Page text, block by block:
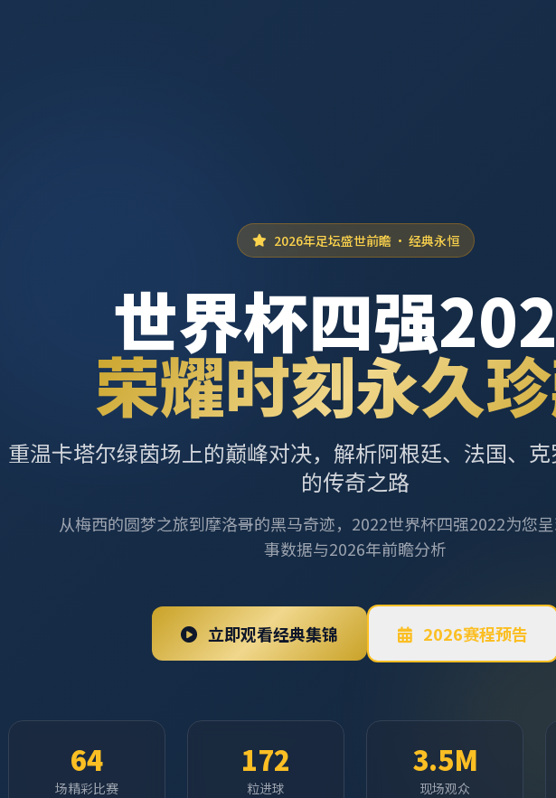
2026年足坛盛世前瞻 · 经典永恒
世界杯四强
荣耀时刻永久
重温卡塔尔绿茵场上的巅峰对决，解析阿根廷、法国、
的传奇之路
从梅西的圆梦之旅到摩洛哥的黑马奇迹，2022世界杯四强2022为您
事数据与2026年前瞻分析
立即观看经典集锦 2026赛程预告
64
场精彩比赛
172
粒进球
3.5M
现场观众